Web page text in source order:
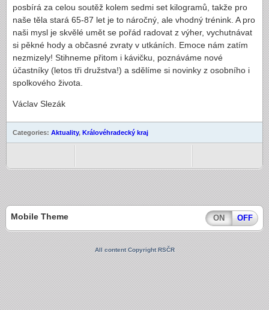
posbírá za celou soutěž kolem sedmi set kilogramů, takže pro
naše těla stará 65-87 let je to náročný, ale vhodný trénink. A pro
naši mysl je skvělé umět se pořád radovat z výher, vychutnávat
si pěkné hody a občasné zvraty v utkáních. Emoce nám zatím
nezmizely! Stihneme přitom i kávičku, poznáváme nové
účastníky (letos tři družstva!) a sdělíme si novinky z osobního i
spolkového života.
Václav Slezák
Categories: Aktuality, Královéhradecký kraj
Mobile Theme ON OFF
All content Copyright RSČR